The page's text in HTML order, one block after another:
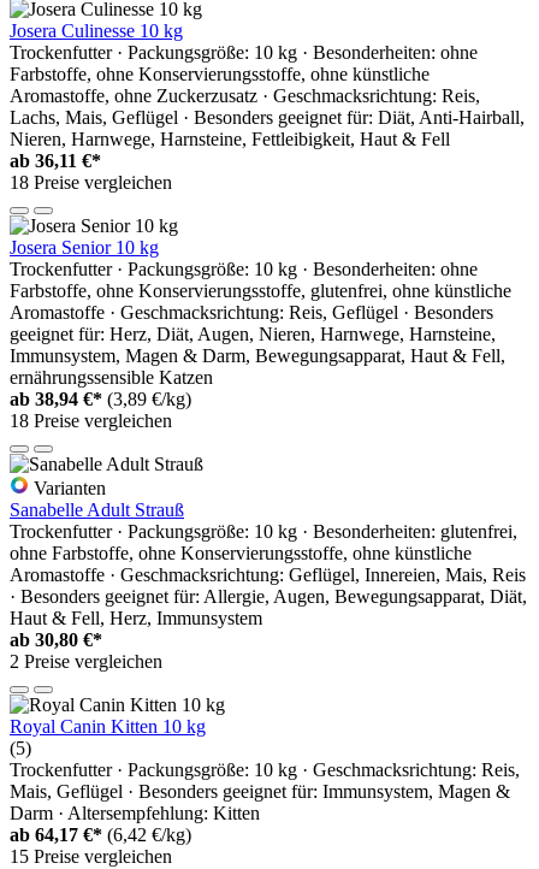
Josera Culinesse 10 kg
Trockenfutter · Packungsgröße: 10 kg · Besonderheiten: ohne
Farbstoffe, ohne Konservierungsstoffe, ohne künstliche
Aromastoffe, ohne Zuckerzusatz · Geschmacksrichtung: Reis,
Lachs, Mais, Geflügel · Besonders geeignet für: Diät, Anti-Hairball,
Nieren, Harnwege, Harnsteine, Fettleibigkeit, Haut & Fell
ab 36,11 €*
18 Preise vergleichen
Josera Senior 10 kg
Trockenfutter · Packungsgröße: 10 kg · Besonderheiten: ohne
Farbstoffe, ohne Konservierungsstoffe, glutenfrei, ohne künstliche
Aromastoffe · Geschmacksrichtung: Reis, Geflügel · Besonders
geeignet für: Herz, Diät, Augen, Nieren, Harnwege, Harnsteine,
Immunsystem, Magen & Darm, Bewegungsapparat, Haut & Fell,
ernährungssensible Katzen
ab 38,94 €* (3,89 €/kg)
18 Preise vergleichen
Varianten
Sanabelle Adult Strauß
Trockenfutter · Packungsgröße: 10 kg · Besonderheiten: glutenfrei,
ohne Farbstoffe, ohne Konservierungsstoffe, ohne künstliche
Aromastoffe · Geschmacksrichtung: Geflügel, Innereien, Mais, Reis
· Besonders geeignet für: Allergie, Augen, Bewegungsapparat, Diät,
Haut & Fell, Herz, Immunsystem
ab 30,80 €*
2 Preise vergleichen
Royal Canin Kitten 10 kg
(5)
Trockenfutter · Packungsgröße: 10 kg · Geschmacksrichtung: Reis,
Mais, Geflügel · Besonders geeignet für: Immunsystem, Magen &
Darm · Altersempfehlung: Kitten
ab 64,17 €* (6,42 €/kg)
15 Preise vergleichen